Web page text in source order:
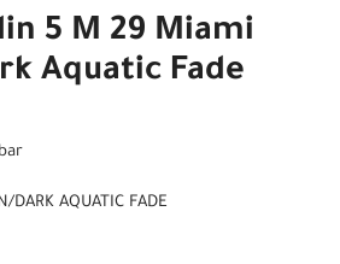
5 M 29 Miami
Aquatic Fade
DARK AQUATIC FADE